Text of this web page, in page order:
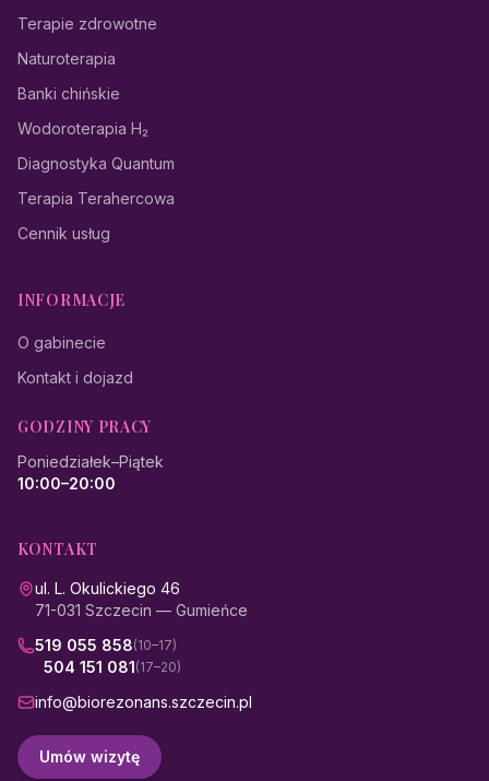
Terapie zdrowotne
Naturoterapia
Banki chińskie
Wodoroterapia H₂
Diagnostyka Quantum
Terapia Terahercowa
Cennik usług
INFORMACJE
O gabinecie
Kontakt i dojazd
GODZINY PRACY
Poniedziałek–Piątek
10:00–20:00
KONTAKT
ul. L. Okulickiego 46
71-031 Szczecin — Gumieńce
519 055 858(10–17)
504 151 081(17–20)
info@biorezonans.szczecin.pl
Umów wizytę